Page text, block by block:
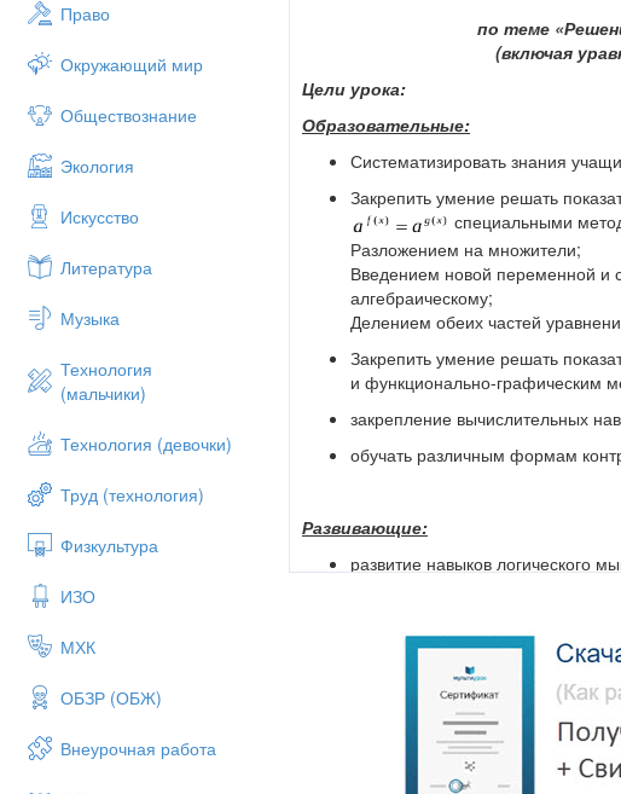
Право
Окружающий мир
Обществознание
Экология
Искусство
Литература
Музыка
Технология
(мальчики)
Технология (девочки)
Труд (технология)
Физкультура
ИЗО
МХК
ОБЗР (ОБЖ)
Внеурочная работа
по теме
(включая
Цели урока:
Образовательные:
Систематизировать знания
Закрепить умение решать
специальными
Разложением на множители;
Введением новой переменной и
алгебраическому;
Делением обеих частей
Закрепить умение решать
и функционально-графическим
закрепление вычислительных
обучать различным формам
Развивающие:
развитие навыков логического
развитие мыслительных
развитие зрительной памяти,
познавательных процессов.
Воспитательные: